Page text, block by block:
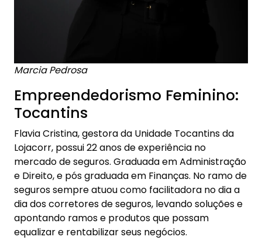
Marcia Pedrosa
Empreendedorismo Feminino:
Tocantins
Flavia Cristina, gestora da Unidade Tocantins da
Lojacorr, possui 22 anos de experiência no
mercado de seguros. Graduada em Administração
e Direito, e pós graduada em Finanças. No ramo de
seguros sempre atuou como facilitadora no dia a
dia dos corretores de seguros, levando soluções e
apontando ramos e produtos que possam
equalizar e rentabilizar seus negócios.